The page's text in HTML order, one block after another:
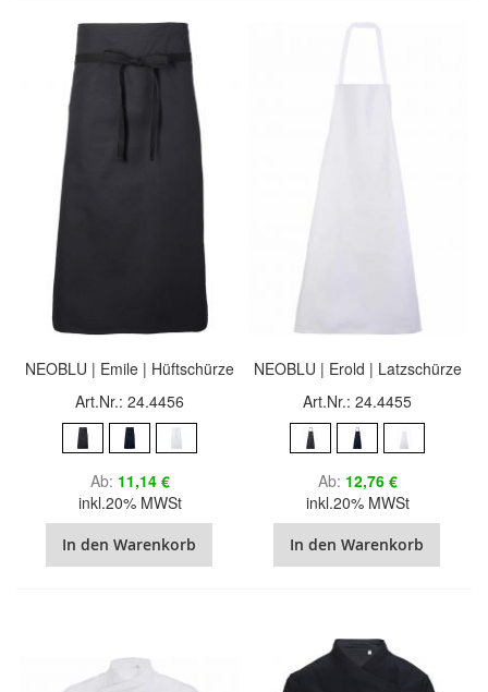
NEOBLU | Emile | Hüftschürze
Art.Nr.: 24.4456
Ab 11,14 €
inkl.20% MWSt
In den Warenkorb
NEOBLU | Erold | Latzschürze
Art.Nr.: 24.4455
Ab 12,76 €
inkl.20% MWSt
In den Warenkorb